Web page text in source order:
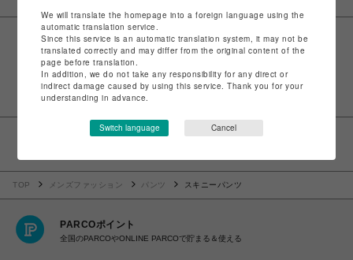
ビーバー
GRAMICCI/グラミチ/BONDING KNIT FLEECE
NARROW RIB PANT
￥14,300
TOP メンズファッション パンツ スキニーパンツ
PARCOポイント
全国のPARCOやONLINE PARCOで貯まる＆使える
We will translate the homepage into a foreign language using the
automatic translation service.
Since this service is an automatic translation system, it may not be
translated correctly and may differ from the original content of the
page before translation.
In addition, we do not take any responsibility for any direct or
indirect damage caused by using this service. Thank you for your
understanding in advance.
Switch language Cancel